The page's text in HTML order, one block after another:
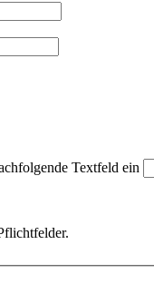
Textfeld ein